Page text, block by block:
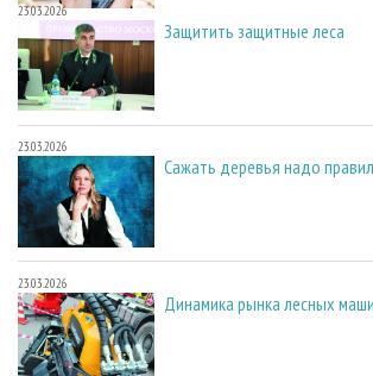
23.03.2026
Защитить защитные леса
23.03.2026
Сажать деревья надо
23.03.2026
Динамика рынка лесных